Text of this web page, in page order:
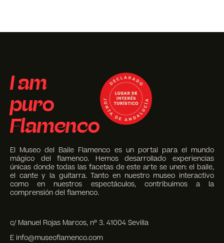
I am
puro
Flamenco
El Museo del Baile Flamenco es un portal para el mundo
mágico del flamenco. Hemos desarrollado experiencias
únicas donde todas las facetas de este arte se unen: el baile,
el cante y la guitarra. Tanto en nuestro museo interactivo
como en nuestros espectáculos, contribuimos a la
comprensión del flamenco.
c/ Manuel Rojas Marcos, nº 3. 41004 Sevilla
E info@museoflamenco.com